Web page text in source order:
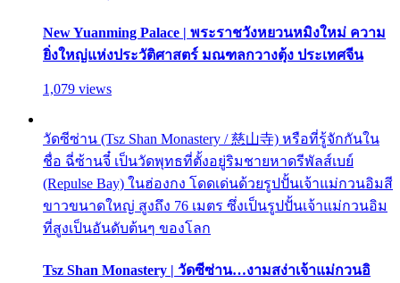
New Yuanming Palace | พระราชวังหยวนหมิงใหม่ ความ
ยิ่งใหญ่แห่งประวัติศาสตร์ มณฑลกวางตุ้ง ประเทศจีน
1,079 views
วัดซีซ่าน (Tsz Shan Monastery / 慈山寺) หรือที่รู้จักกันใน
ชื่อ ฉี่ซ้านจี๋ เป็นวัดพุทธที่ตั้งอยู่ริมชายหาดรีพัลส์เบย์
(Repulse Bay) ในฮ่องกง โดดเด่นด้วยรูปปั้นเจ้าแม่กวนอิมสี
ขาวขนาดใหญ่ สูงถึง 76 เมตร ซึ่งเป็นรูปปั้นเจ้าแม่กวนอิม
ที่สูงเป็นอันดับต้นๆ ของโลก
Tsz Shan Monastery | วัดซีซ่าน…งามสง่าเจ้าแม่กวนอิ